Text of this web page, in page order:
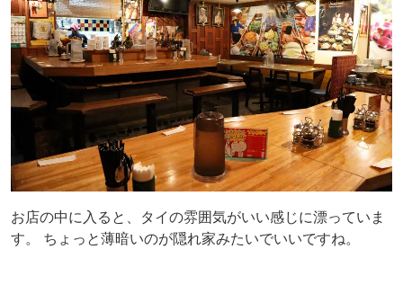
お店の中に入ると、タイの雰囲気がいい感じに漂っていま
す。 ちょっと薄暗いのが隠れ家みたいでいいですね。